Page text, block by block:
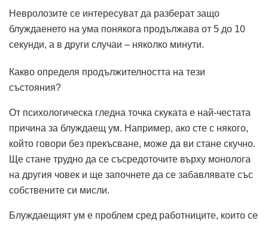
Невролозите се интересуват да разберат защо
блуждаенето на ума понякога продължава от 5 до 10
секунди, а в други случаи – няколко минути.
Какво определя продължителността на тези
състояния?
От психологическа гледна точка скуката е най-честата
причина за блуждаещ ум. Например, ако сте с някого,
който говори без прекъсване, може да ви стане скучно.
Ще стане трудно да се съсредоточите върху монолога
на другия човек и ще започнете да се забавлявате със
собствените си мисли.
Блуждаещият ум е проблем сред работниците, които се